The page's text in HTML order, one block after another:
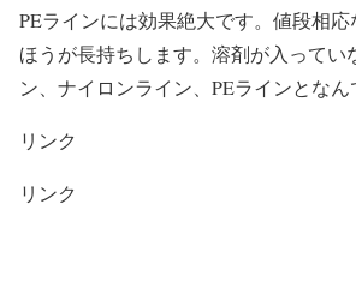
PEラインには効果絶大です。値段相
ほうが長持ちします。溶剤が入ってい
ン、ナイロンライン、PEラインとなん
リンク
リンク